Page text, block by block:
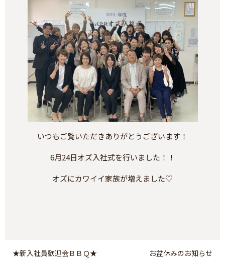
いつもご覧いただきありがとうございます！
6月24日オズ入社式を行いました！！
オズにカワイイ家族が増えました♡
★新入社員歓迎会ＢＢＱ★ お盆休みのお知らせ